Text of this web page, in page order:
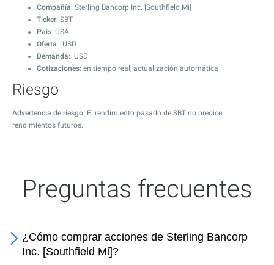
Compañía: Sterling Bancorp Inc. [Southfield Mi]
Ticker: SBT
País: USA
Oferta: USD
Demanda: USD
Cotizaciones: en tiempo real, actualización automática
Riesgo
Advertencia de riesgo: El rendimiento pasado de SBT no predice
rendimientos futuros.
Preguntas frecuentes
¿Cómo comprar acciones de Sterling Bancorp
Inc. [Southfield Mi]?